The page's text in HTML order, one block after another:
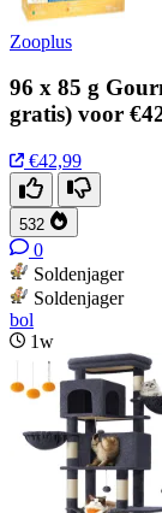
Zooplus
96 x 85 g
gratis) voor
€42,99
532
0
Soldenjager
Soldenjager
bol
1w